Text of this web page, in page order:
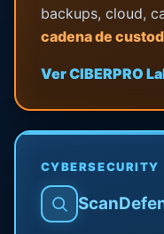
backups, cloud,
cadena de
Ver CIBERPRO
CYBERSECURITY